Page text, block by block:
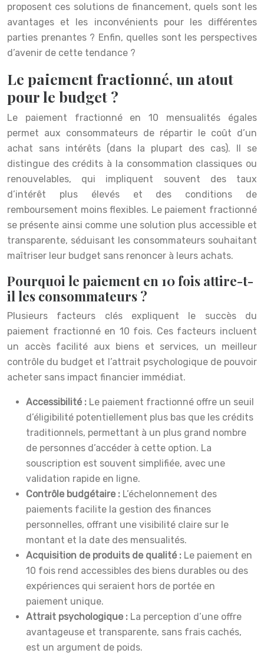
proposent ces solutions de financement, quels sont les
avantages et les inconvénients pour les différentes
parties prenantes ? Enfin, quelles sont les perspectives
d’avenir de cette tendance ?
Le paiement fractionné, un atout
pour le budget ?
Le paiement fractionné en 10 mensualités égales
permet aux consommateurs de répartir le coût d’un
achat sans intérêts (dans la plupart des cas). Il se
distingue des crédits à la consommation classiques ou
renouvelables, qui impliquent souvent des taux
d’intérêt plus élevés et des conditions de
remboursement moins flexibles. Le paiement fractionné
se présente ainsi comme une solution plus accessible et
transparente, séduisant les consommateurs souhaitant
maîtriser leur budget sans renoncer à leurs achats.
Pourquoi le paiement en 10 fois attire-t-
il les consommateurs ?
Plusieurs facteurs clés expliquent le succès du
paiement fractionné en 10 fois. Ces facteurs incluent
un accès facilité aux biens et services, un meilleur
contrôle du budget et l’attrait psychologique de pouvoir
acheter sans impact financier immédiat.
Accessibilité : Le paiement fractionné offre un seuil
d’éligibilité potentiellement plus bas que les crédits
traditionnels, permettant à un plus grand nombre
de personnes d’accéder à cette option. La
souscription est souvent simplifiée, avec une
validation rapide en ligne.
Contrôle budgétaire : L’échelonnement des
paiements facilite la gestion des finances
personnelles, offrant une visibilité claire sur le
montant et la date des mensualités.
Acquisition de produits de qualité : Le paiement en
10 fois rend accessibles des biens durables ou des
expériences qui seraient hors de portée en
paiement unique.
Attrait psychologique : La perception d’une offre
avantageuse et transparente, sans frais cachés,
est un argument de poids.